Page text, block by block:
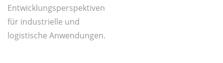
Entwicklungsperspektiven
für industrielle und
logistische Anwendungen.